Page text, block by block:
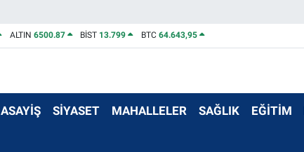
ALTIN 6500.87 BİST 13.799 BTC 64.643,95
ASAYİŞ SİYASET MAHALLELER SAĞLIK EĞİTİM